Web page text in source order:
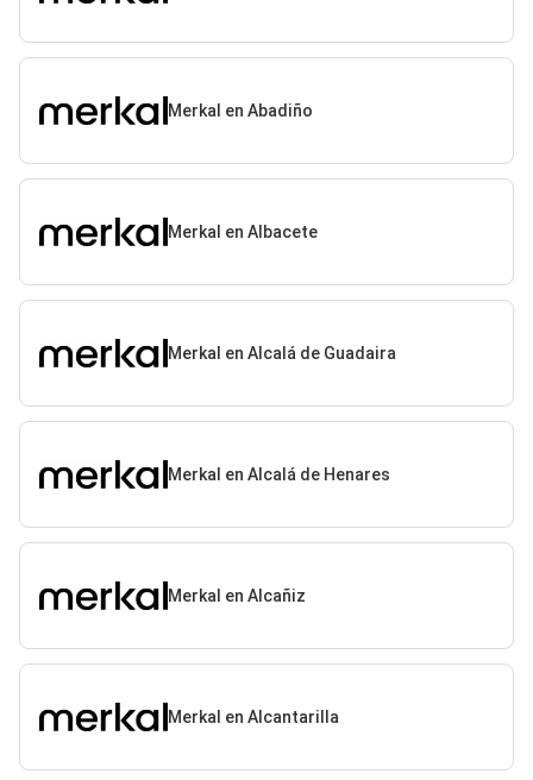
Merkal en Abadiño
Merkal en Albacete
Merkal en Alcalá de Guadaira
Merkal en Alcalá de Henares
Merkal en Alcañiz
Merkal en Alcantarilla